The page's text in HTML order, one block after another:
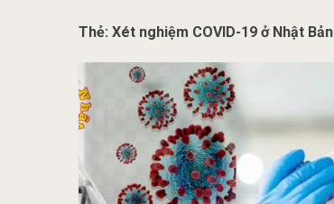
Thẻ: Xét nghiệm COVID-19 ở Nhật Bản